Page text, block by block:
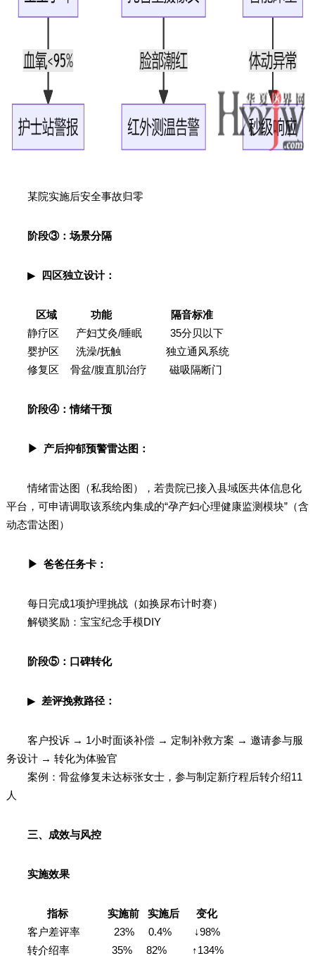
某院实施后安全事故归零
阶段③：场景分隔
▶ 四区独立设计：
区域 功能 隔音标准
静疗区 产妇艾灸/睡眠 35分贝以下
婴护区 洗澡/抚触 独立通风系统
修复区 骨盆/腹直肌治疗 磁吸隔断门
阶段④：情绪干预
▶ 产后抑郁预警雷达图：
情绪雷达图（私我给图），若贵院已接入县域医共体信息化
平台，可申请调取该系统内集成的“孕产妇心理健康监测模块”（含
动态雷达图）
▶ 爸爸任务卡：
每日完成1项护理挑战（如换尿布计时赛）
解锁奖励：宝宝纪念手模DIY
阶段⑤：口碑转化
▶差评挽救路径：
客户投诉 → 1小时面谈补偿 → 定制补救方案 → 邀请参与服
务设计 → 转化为体验官
案例：骨盆修复未达标张女士，参与制定新疗程后转介绍11
人
三、成效与风控
实施效果
指标 实施前 实施后 变化
客户差评率 23% 0.4% ↓98%
转介绍率 35% 82% ↑134%